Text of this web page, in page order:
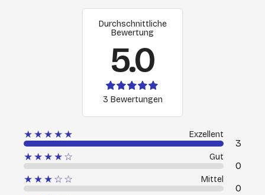
Durchschnittliche
Bewertung
5.0
3 Bewertungen
★★★★★ Exzellent
3
★★★★☆
Gut
0
★★★☆☆
Mittel
0